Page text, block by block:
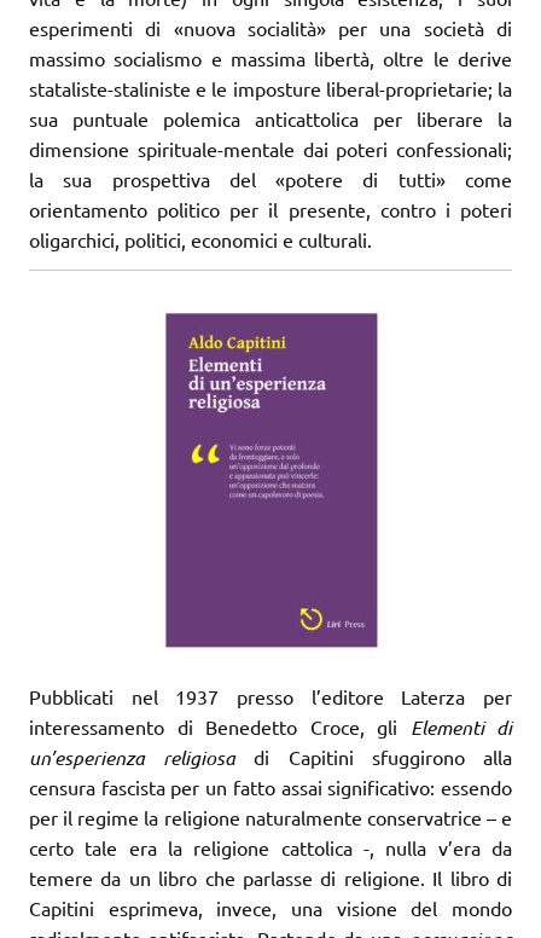
esperimenti di «nuova socialità» per una società di
massimo socialismo e massima libertà, oltre le derive
stataliste-staliniste e le imposture liberal-proprietarie; la
sua puntuale polemica anticattolica per liberare la
dimensione spirituale-mentale dai poteri confessionali;
la sua prospettiva del «potere di tutti» come
orientamento politico per il presente, contro i poteri
oligarchici, politici, economici e culturali.
Pubblicati nel 1937 presso l’editore Laterza per
interessamento di Benedetto Croce, gli Elementi di
un’esperienza religiosadi Capitini sfuggirono alla
censura fascista per un fatto assai significativo: essendo
per il regime la religione naturalmente conservatrice – e
certo tale era la religione cattolica -, nulla v’era da
temere da un libro che parlasse di religione. Il libro di
Capitini esprimeva, invece, una visione del mondo